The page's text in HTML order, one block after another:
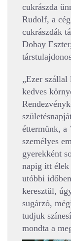
cukrászda
Rudolf, a
cukrászdák
Dobay
„Ezer
kedves
éttermünk, a
személyes
gyerekként
napig itt élek
utóbbi
keresztül,
sugárzó,
tudjuk
mondta a